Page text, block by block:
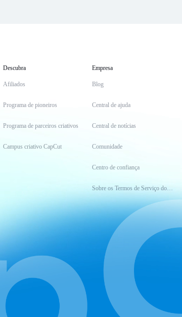
Descubra
Afiliados
Programa de pioneiros
Programa de parceiros criativos
Campus criativo CapCut
Empresa
Blog
Central de ajuda
Central de notícias
Comunidade
Centro de confiança
Sobre os Termos de Serviço do CapCut